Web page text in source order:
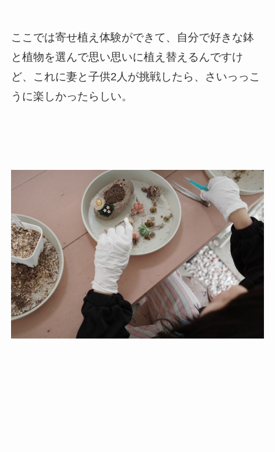
ここでは寄せ植え体験ができて、自分で好きな鉢
と植物を選んで思い思いに植え替えるんですけ
ど、これに妻と子供2人が挑戦したら、さいっっこ
うに楽しかったらしい。